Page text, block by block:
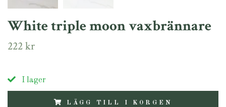
White triple moon vaxbrännare
222 kr
I lager
LÄGG TILL I KORGEN